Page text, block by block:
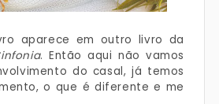
aparece em outro livro da
. Então aqui não vamos
do casal, já temos
o que é diferente e me